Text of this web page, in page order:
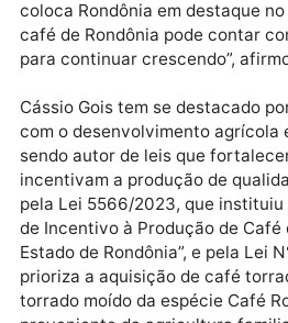
evento e parabenizou a
responsável pela marca Al
ConCafé 2024. O
dedicação dos produtores
família do senhor Altivo
Café, grande vencedora do
conquista é fruto do talento e
coloca Rondônia em
café de Rondônia pode
para continuar crescendo”,